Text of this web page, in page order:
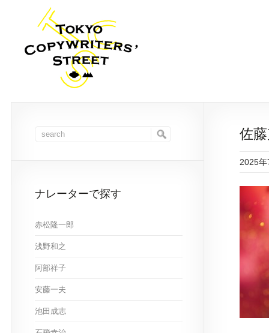
佐
2025
ナレーターで探す
赤松隆一郎
浅野和之
阿部祥子
安藤一夫
池田成志